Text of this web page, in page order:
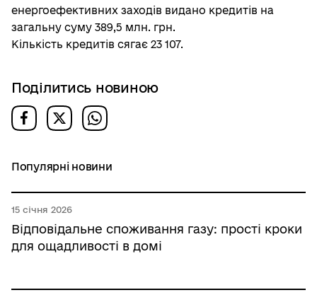
енергоефективних заходів видано кредитів на
загальну суму 389,5 млн. грн.
Кількість кредитів сягає 23 107.
Поділитись новиною
Популярні новини
15 січня 2026
Відповідальне споживання газу: прості кроки
для ощадливості в домі